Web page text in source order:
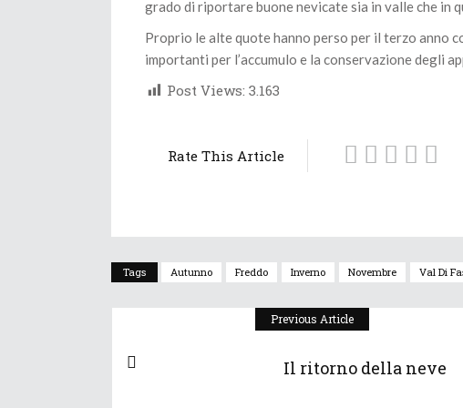
grado di riportare buone nevicate sia in valle che in
Proprio le alte quote hanno perso per il terzo anno
importanti per l’accumulo e la conservazione degli
Post Views: 3.163
Rate This Article
Tags Autunno Freddo Inverno Novembre Val Di
Previous Article
Il ritorno della neve